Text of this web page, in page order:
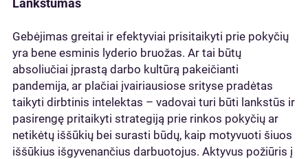
Lankstumas
Gebėjimas greitai ir efektyviai prisitaikyti prie pokyčių
yra bene esminis lyderio bruožas. Ar tai būtų
absoliučiai įprastą darbo kultūrą pakeičianti
pandemija, ar plačiai įvairiausiose srityse pradėtas
taikyti dirbtinis intelektas – vadovai turi būti lankstūs ir
pasirengę pritaikyti strategiją prie rinkos pokyčių ar
netikėtų iššūkių bei surasti būdų, kaip motyvuoti šiuos
iššūkius išgyvenančius darbuotojus. Aktyvus požiūris į